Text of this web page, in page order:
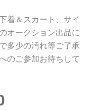
着＆スカート、サイ
オークション出品に
多少の汚れ等ご了承
のご参加お待ちして